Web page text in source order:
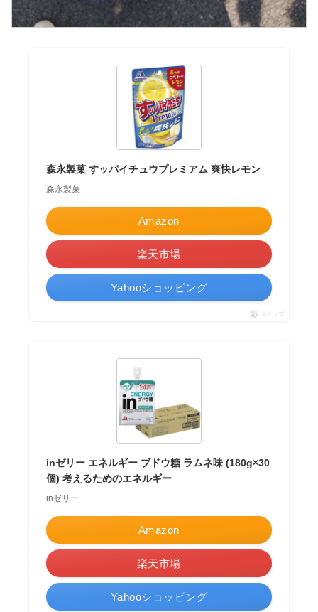
森永製菓 すッパイチュウプレミアム 爽快レモン
森永製菓
Amazon
楽天市場
Yahooショッピング
ポチップ
inゼリー エネルギー ブドウ糖 ラムネ味 (180g×30
個) 考えるためのエネルギー
inゼリー
Amazon
楽天市場
Yahooショッピング